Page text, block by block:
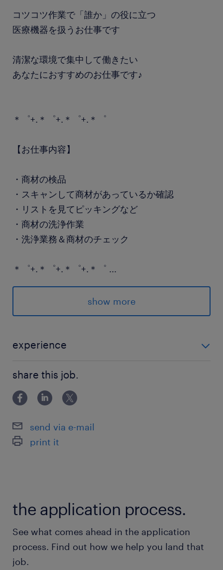
コツコツ作業で「誰か」の役に立つ
医療機器を扱うお仕事です
清潔な環境で集中して働きたい
あなたにおすすめのお仕事です♪
＊゜+.＊゜+.＊゜+.＊゜
【お仕事内容】
・商材の検品
・スキャンして商材があっているか確認
・リストを見てピッキングなど
・商材の洗浄作業
・洗浄業務＆商材のチェック
＊゜+.＊゜+.＊゜+.＊゜ ...
★大井競馬場駅徒歩1分
医療器材の洗浄・滅菌代行や、医療機器メーカー
向けの物流支援などを手掛ける企業です
東京モノレール／大井競馬場前駅（徒歩1分）
京急本線／立会川駅（徒歩10分）
【土日祝休】週3、４日希望の方もご相談くださ
就業時間
show more
experience
だけでもOKです！
share this job.
send via e-mail
print it
the application process.
See what comes ahead in the application
process. Find out how we help you land that
job.